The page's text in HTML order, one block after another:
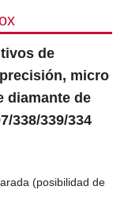
de
micro
diamante de
338/339/334
(posibilidad de